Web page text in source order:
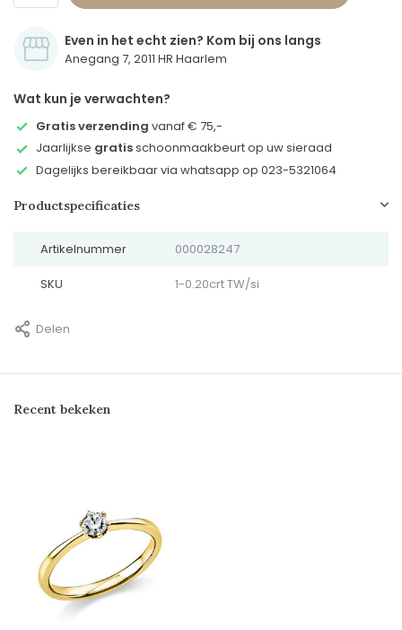
Even in het echt zien? Kom bij ons langs
Anegang 7, 2011 HR Haarlem
Wat kun je verwachten?
Gratis verzending vanaf € 75,-
Jaarlijkse gratisschoonmaakbeurt op uw sieraad
Dagelijks bereikbaar via whatsapp op 023-5321064
Productspecificaties
Artikelnummer 000028247
SKU 1-0.20crt TW/si
Delen
Recent bekeken